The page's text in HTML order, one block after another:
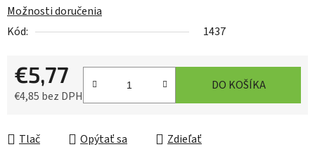
Možnosti doručenia
Kód:
1437
€5,77
€4,85 bez DPH
DO KOŠÍKA
Tlač Opýtať sa Zdieľať